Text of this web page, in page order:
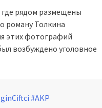
рядом размещены
роману Толкина
этих фотографий
возбуждено уголовное
#AKP